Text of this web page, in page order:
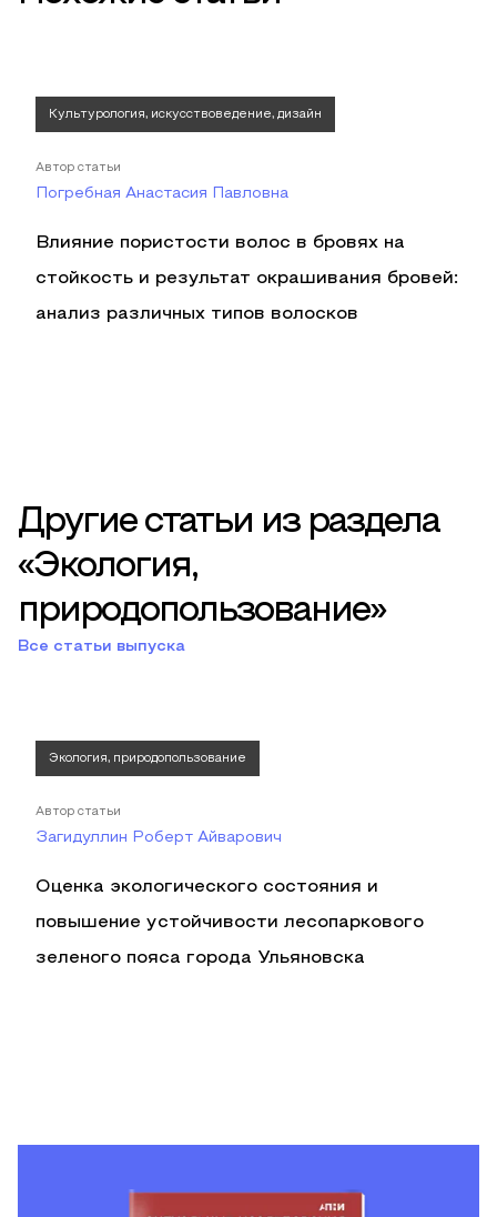
Культурология, искусствоведение, дизайн
Автор статьи
Погребная Анастасия Павловна
Влияние пористости волос в бровях на
стойкость и результат окрашивания бровей:
анализ различных типов волосков
Другие статьи из раздела
«Экология,
природопользование»
Все статьи выпуска
Экология, природопользование
Автор статьи
Загидуллин Роберт Айварович
Оценка экологического состояния и
повышение устойчивости лесопаркового
зеленого пояса города Ульяновска